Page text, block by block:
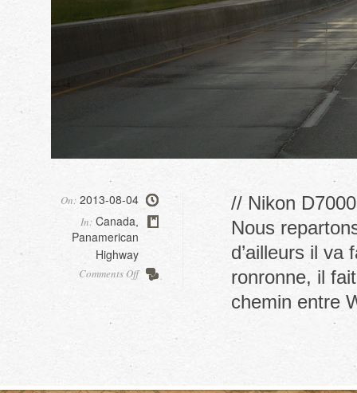
On: 2013-08-04
In: Canada
Panamerican
Highway
Comments Offon
// Nikon
Nous
d’ailleurs il va
ronronne, il
chemin entre